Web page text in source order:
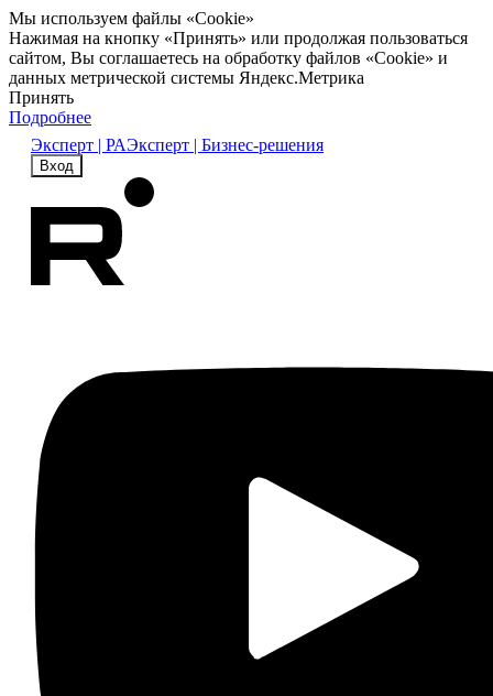
Мы используем файлы «Cookie»
Нажимая на кнопку «Принять» или продолжая пользоваться
сайтом, Вы соглашаетесь на обработку файлов «Cookie» и
данных метрической системы Яндекс.Метрика
Принять
Подробнее
Эксперт | РАЭксперт | Бизнес-решения
Вход